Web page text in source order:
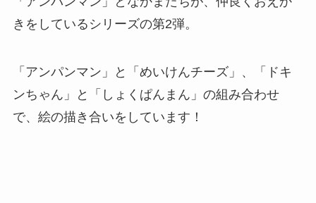
きをしているシリーズの第2弾。
「アンパンマン」と「めいけんチーズ」、「ドキ
ンちゃん」と「しょくぱんまん」の組み合わせ
で、絵の描き合いをしています！